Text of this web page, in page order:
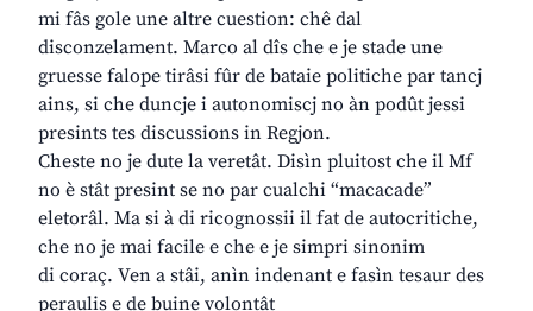
mi fâs gole une altre cuestion: chê dal
disconzelament. Marco al dîs che e je stade une
gruesse falope tirâsi fûr de bataie politiche par tancj
ains, si che duncje i autonomiscj no àn podût jessi
presints tes discussions in Regjon.
Cheste no je dute la veretât. Disìn pluitost che il Mf
no è stât presint se no par cualchi “macacade”
eletorâl. Ma si à di ricognossii il fat de autocritiche,
che no je mai facile e che e je simpri sinonim
di coraç. Ven a stâi, anìn indenant e fasìn tesaur des
peraulis e de buine volontât